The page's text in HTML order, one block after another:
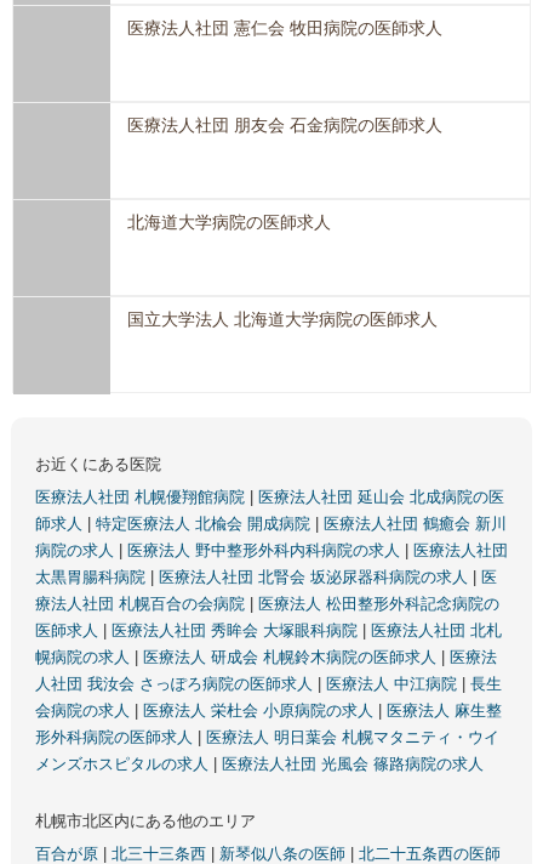
医療法人社団 憲仁会 牧田病院の医師求人
医療法人社団 朋友会 石金病院の医師求人
北海道大学病院の医師求人
国立大学法人 北海道大学病院の医師求人
お近くにある医院
医療法人社団 札幌優翔館病院
医療法人社団 延山会 北成病院の医
師求人
特定医療法人 北楡会 開成病院
医療法人社団 鶴癒会 新川
病院の求人
医療法人 野中整形外科内科病院の求人
医療法人社団
太黒胃腸科病院
医療法人社団 北腎会 坂泌尿器科病院の求人
医
療法人社団 札幌百合の会病院
医療法人 松田整形外科記念病院の
医師求人
医療法人社団 秀眸会 大塚眼科病院
医療法人社団 北札
幌病院の求人
医療法人 研成会 札幌鈴木病院の医師求人
医療法
人社団 我汝会 さっぽろ病院の医師求人
医療法人 中江病院
長生
会病院の求人
医療法人 栄杜会 小原病院の求人
医療法人 麻生整
形外科病院の医師求人
医療法人 明日葉会 札幌マタニティ・ウイ
メンズホスピタルの求人
医療法人社団 光風会 篠路病院の求人
札幌市北区内にある他のエリア
百合が原
北三十三条西 新琴似八条の医師
北二十五条西の医師